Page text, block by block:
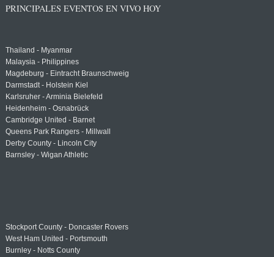
PRINCIPALES EVENTOS EN VIVO HOY
Thailand - Myanmar
Malaysia - Philippines
Magdeburg - Eintracht Braunschweig
Darmstadt - Holstein Kiel
Karlsruher - Arminia Bielefeld
Heidenheim - Osnabrück
Cambridge United - Barnet
Queens Park Rangers - Millwall
Derby County - Lincoln City
Barnsley - Wigan Athletic
Stockport County - Doncaster Rovers
West Ham United - Portsmouth
Burnley - Notts County